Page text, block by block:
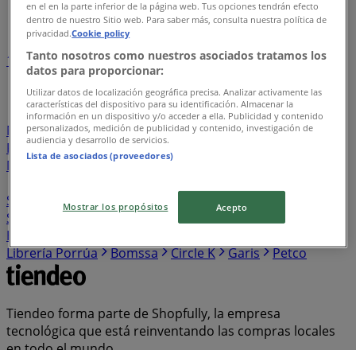
Índice de negocios en Ciudad Madero
1 45
26
Lefties
Yamaha Colchas Concord C&A
Flexi
Nacional Monte de Piedad
Tupperware
Herbalife
Pro One
OfficeMax Stanhome
Merza
Muebles Dico Contino
SuBodega
Mundo Terra
Cuidado con el Perro
Starbucks
Impuls
Zapaterías 3
Hermanos
Librería Porrúa
Bomssa Circle K Garis Petco
Tiendeo forma parte de Shopfully, la empresa
tecnológica que está reinventando las compras locales
en el en la parte inferior de la página web. Tus opciones tendrán efecto
dentro de nuestro Sitio web. Para saber más, consulta nuestra política de
privacidad.Cookie policy
Tanto nosotros como nuestros asociados tratamos los
datos para proporcionar:
Utilizar datos de localización geográfica precisa. Analizar activamente las
características del dispositivo para su identificación. Almacenar la
información en un dispositivo y/o acceder a ella. Publicidad y contenido
personalizados, medición de publicidad y contenido, investigación de
audiencia y desarrollo de servicios.
Lista de asociados (proveedores)
Mostrar los propósitos Acepto